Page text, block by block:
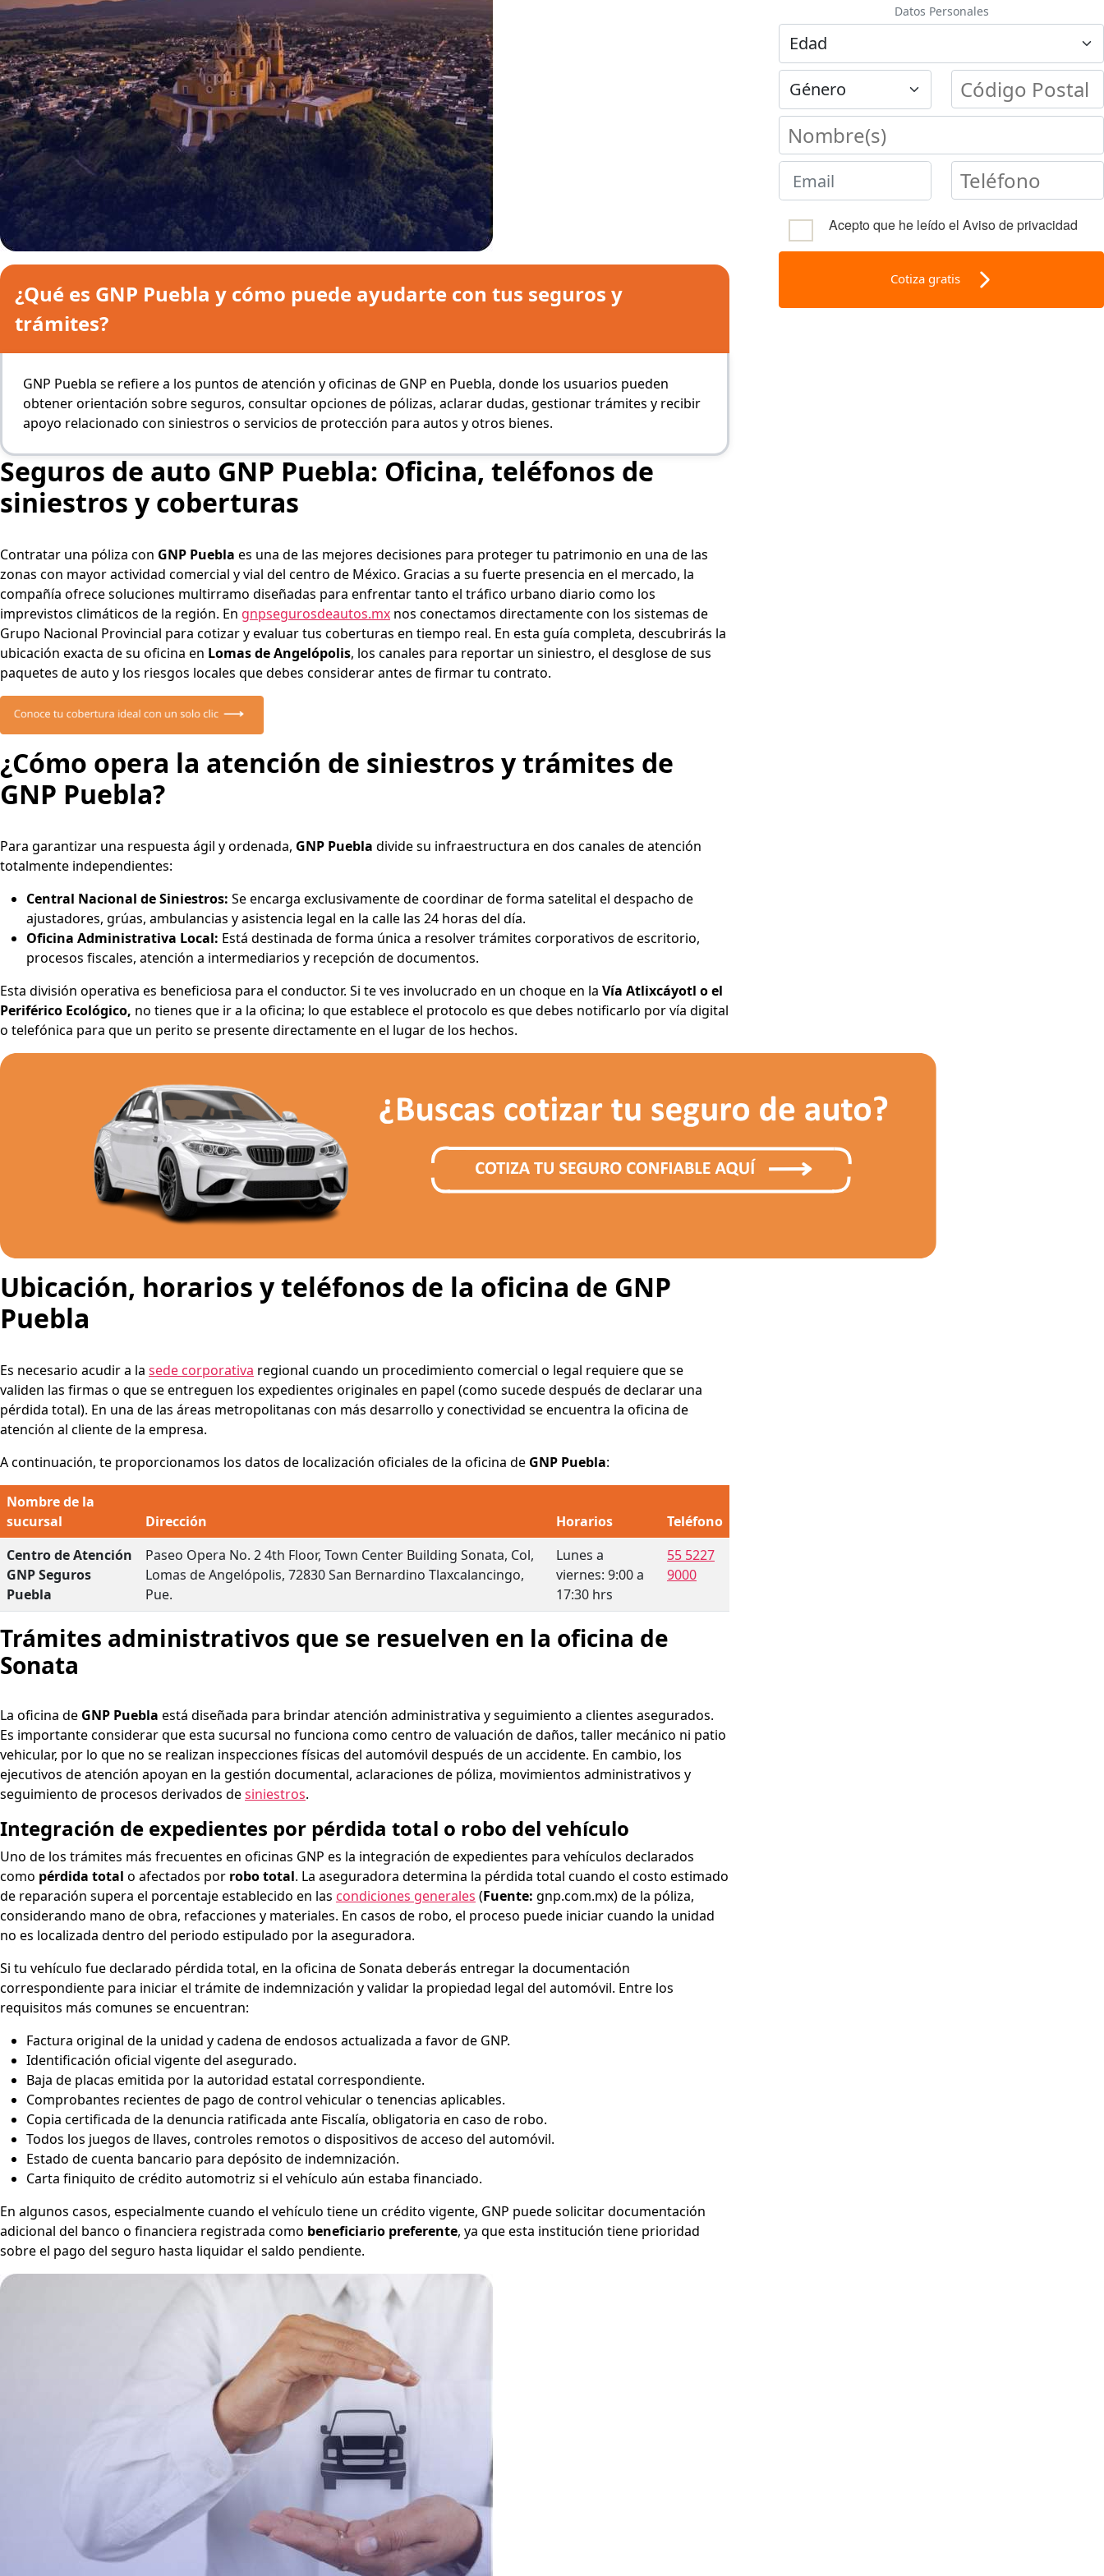
¿Qué es GNP Puebla y cómo puede ayudarte con tus seguros y
trámites?
GNP Puebla se refiere a los puntos de atención y oficinas de GNP en Puebla, donde los usuarios pueden
obtener orientación sobre seguros, consultar opciones de pólizas, aclarar dudas, gestionar trámites y recibir
apoyo relacionado con siniestros o servicios de protección para autos y otros bienes.
Seguros de auto GNP Puebla: Oficina, teléfonos de
siniestros y coberturas
Contratar una póliza con GNP Puebla es una de las mejores decisiones para proteger tu patrimonio en una de las
zonas con mayor actividad comercial y vial del centro de México. Gracias a su fuerte presencia en el mercado, la
compañía ofrece soluciones multirramo diseñadas para enfrentar tanto el tráfico urbano diario como los
imprevistos climáticos de la región. En gnpsegurosdeautos.mx nos conectamos directamente con los sistemas de
Grupo Nacional Provincial para cotizar y evaluar tus coberturas en tiempo real. En esta guía completa, descubrirás la
ubicación exacta de su oficina en Lomas de Angelópolis, los canales para reportar un siniestro, el desglose de sus
paquetes de auto y los riesgos locales que debes considerar antes de firmar tu contrato.
¿Cómo opera la atención de siniestros y trámites de
GNP Puebla?
Para garantizar una respuesta ágil y ordenada, GNP Puebla divide su infraestructura en dos canales de atención
totalmente independientes:
Central Nacional de Siniestros: Se encarga exclusivamente de coordinar de forma satelital el despacho de
ajustadores, grúas, ambulancias y asistencia legal en la calle las 24 horas del día.
Oficina Administrativa Local: Está destinada de forma única a resolver trámites corporativos de escritorio,
procesos fiscales, atención a intermediarios y recepción de documentos.
Esta división operativa es beneficiosa para el conductor. Si te ves involucrado en un choque en la Vía Atlixcáyotl o el
Periférico Ecológico, no tienes que ir a la oficina; lo que establece el protocolo es que debes notificarlo por vía digital
o telefónica para que un perito se presente directamente en el lugar de los hechos.
Ubicación, horarios y teléfonos de la oficina de GNP
Puebla
Es necesario acudir a la sede corporativa regional cuando un procedimiento comercial o legal requiere que se
validen las firmas o que se entreguen los expedientes originales en papel (como sucede después de declarar una
pérdida total). En una de las áreas metropolitanas con más desarrollo y conectividad se encuentra la oficina de
atención al cliente de la empresa.
A continuación, te proporcionamos los datos de localización oficiales de la oficina de GNP Puebla:
Nombre de la
sucursal
Dirección Horarios
Teléfono
Centro de Atención
GNP Seguros
Puebla
Paseo Opera No. 2 4th Floor, Town Center Building Sonata, Col,
Lomas de Angelópolis, 72830 San Bernardino Tlaxcalancingo,
Pue.
Lunes a
viernes: 9:00 a
17:30 hrs
55 5227
9000
Trámites administrativos que se resuelven en la oficina de
Sonata
La oficina de GNP Puebla está diseñada para brindar atención administrativa y seguimiento a clientes asegurados.
Es importante considerar que esta sucursal no funciona como centro de valuación de daños, taller mecánico ni patio
vehicular, por lo que no se realizan inspecciones físicas del automóvil después de un accidente. En cambio, los
ejecutivos de atención apoyan en la gestión documental, aclaraciones de póliza, movimientos administrativos y
seguimiento de procesos derivados desiniestros.
Integración de expedientes por pérdida total o robo del vehículo
Uno de los trámites más frecuentes en oficinas GNP es la integración de expedientes para vehículos declarados
como pérdida total o afectados por robo total. La aseguradora determina la pérdida total cuando el costo estimado
de reparación supera el porcentaje establecido en las condiciones generales (Fuente: gnp.com.mx) de la póliza,
considerando mano de obra, refacciones y materiales. En casos de robo, el proceso puede iniciar cuando la unidad
no es localizada dentro del periodo estipulado por la aseguradora.
Si tu vehículo fue declarado pérdida total, en la oficina de Sonata deberás entregar la documentación
correspondiente para iniciar el trámite de indemnización y validar la propiedad legal del automóvil. Entre los
requisitos más comunes se encuentran:
Factura original de la unidad y cadena de endosos actualizada a favor de GNP.
Identificación oficial vigente del asegurado.
Baja de placas emitida por la autoridad estatal correspondiente.
Comprobantes recientes de pago de control vehicular o tenencias aplicables.
Copia certificada de la denuncia ratificada ante Fiscalía, obligatoria en caso de robo.
Todos los juegos de llaves, controles remotos o dispositivos de acceso del automóvil.
Estado de cuenta bancario para depósito de indemnización.
Carta finiquito de crédito automotriz si el vehículo aún estaba financiado.
En algunos casos, especialmente cuando el vehículo tiene un crédito vigente, GNP puede solicitar documentación
adicional del banco o financiera registrada como beneficiario preferente, ya que esta institución tiene prioridad
sobre el pago del seguro hasta liquidar el saldo pendiente.
Datos Personales
Acepto que he leído el Aviso de privacidad
Cotiza gratis